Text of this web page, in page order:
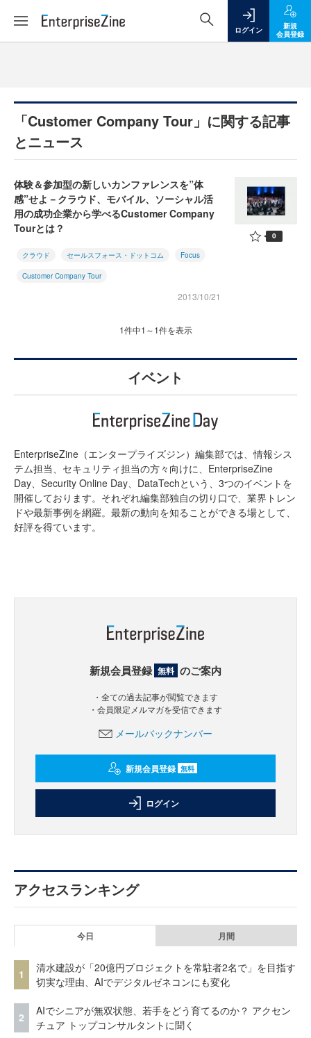
ログイン
新規
会員登録
「Customer Company Tour」に関する記事
とニュース
体験＆参加型の新しいカンファレンスを”体
感”せよ－クラウド、モバイル、ソーシャル活
用の成功企業から学べるCustomer Company
Tourとは？
クラウド セールスフォース・ドットコム Focus
Customer Company Tour
2013/10/21
0
1件中1～1件を表示
イベント
EnterpriseZine（エンタープライズジン）編集部では、情報シス
テム担当、セキュリティ担当の方々向けに、EnterpriseZine
Day、Security Online Day、DataTechという、3つのイベントを
開催しております。それぞれ編集部独自の切り口で、業界トレン
ドや最新事例を網羅。最新の動向を知ることができる場として、
好評を得ています。
新規会員登録 無料 のご案内
・全ての過去記事が閲覧できます
・会員限定メルマガを受信できます
メールバックナンバー
新規会員登録 無料
ログイン
アクセスランキング
今日 月間
1
清水建設が「20億円プロジェクトを常駐者2名で」を目指す
切実な理由、AIでデジタルゼネコンにも変化
2
AIでシニアが無双状態、若手をどう育てるのか？ アクセン
チュア トップコンサルタントに聞く